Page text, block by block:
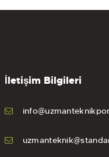
İletişim Bilgileri